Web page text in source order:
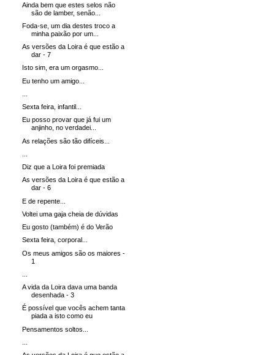
Ainda bem que estes selos não
são de lamber, senão...
Foda-se, um dia destes troco a
minha paixão por um...
As versões da Loira é que estão a
dar - 7
Isto sim, era um orgasmo...
Eu tenho um amigo...
Sexta feira, infantil...
Eu posso provar que já fui um
anjinho, no verdadei...
As relações são tão difíceis...
Diz que a Loira foi premiada
As versões da Loira é que estão a
dar - 6
E de repente...
Voltei uma gaja cheia de dúvidas
Eu gosto (também) é do Verão
Sexta feira, corporal...
Os meus amigos são os maiores -
1
A vida da Loira dava uma banda
desenhada - 3
É possível que vocês achem tanta
piada a isto como eu
Pensamentos soltos...